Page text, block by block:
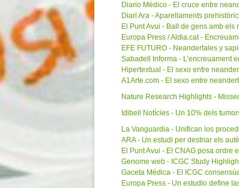
Diario Médico - El cruce entre
Diari Ara - Aparellaments
El Punt Avui - Ball de gens amb els
Europa Press / Aldia.cat -
EFE FUTURO - Neandertales y
Sabadell Informa - L’encreuament
Hipertextual - El sexo entre
A1Arte.com - El sexo entre
Nature Research Highlights -
Idibell Notícies - Un 10% dels
La Vanguardia - Unifican los
ARA - Un estudi per destriar els
El Punt Avui - El CNAG posa ordre
Genome web - ICGC Study
Gaceta Médica - El ICGC
Europa Press - Un estudio define